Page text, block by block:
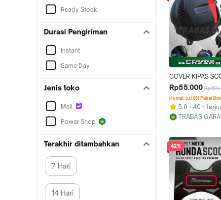
Ready Stock
Durasi Pengiriman
Instant
Same Day
Jenis toko
Mall
Power Shop
Terakhir ditambahkan
7 Hari
14 Hari
Keren Anti
COVER KIPAS
BEAT DELUXE FI
DELUXE STREET
HONDA MATIC
Aksesoris Motor
Motorcycle
Rp55.000
Hemat s.d 8% Pakai
5.0
40+
TRABAS
42%